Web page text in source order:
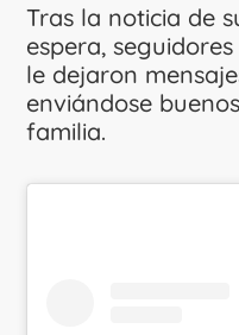
Tras la noticia de
espera,
le dejaron
enviándose
familia.